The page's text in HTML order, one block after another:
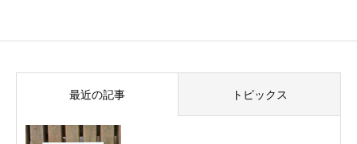
最近の記事 トピックス